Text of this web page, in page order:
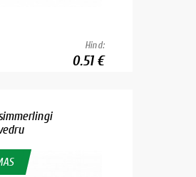
Hind:
0.51 €